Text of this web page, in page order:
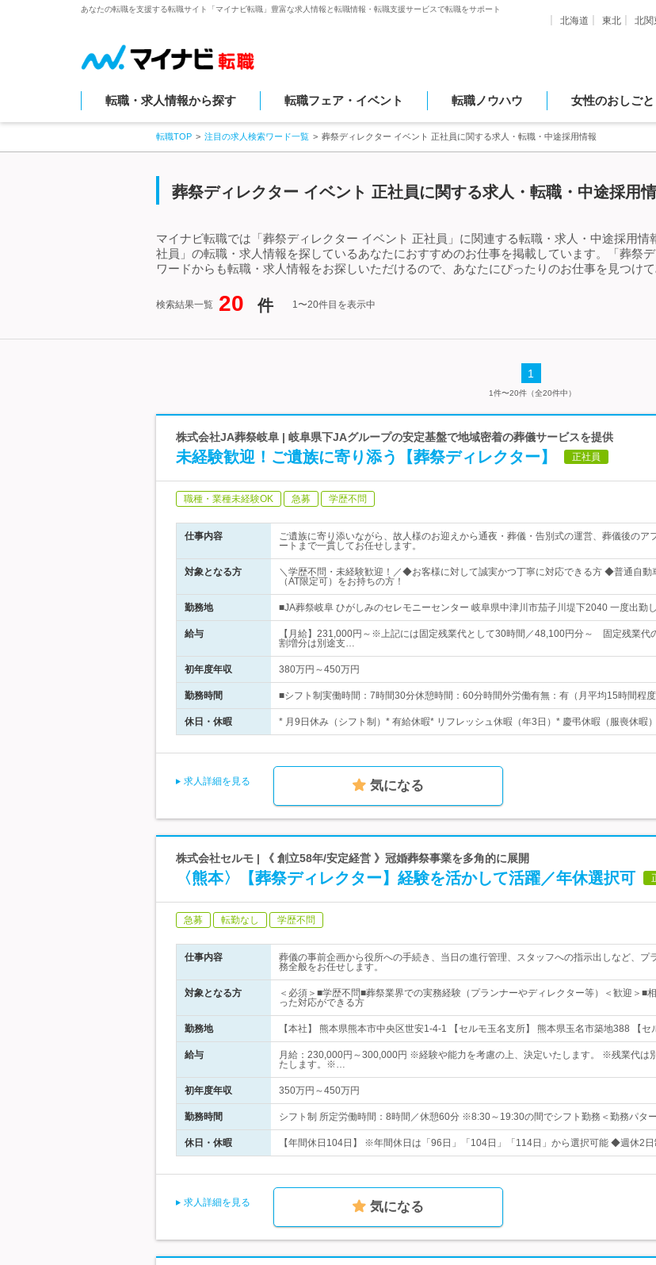
あなたの転職を支援する転職サイト「マイナビ転職」豊富な求人情報と転職情報・転職支援サービスで転職をサポート
北海道 東北 北関
転職・求人情報から探す 転職フェア・イベント 転職ノウハウ 女性のおしごと
転職TOP 注目の求人検索ワード一覧 葬祭ディレクター イベント 正社員に関する求人・転職・中途採用情報
葬祭ディレクター イベント 正社員に関する求人・転職・中途採用
マイナビ転職では「葬祭ディレクター イベント 正社員」に関連する転職・求人・中途採用
社員」の転職・求人情報を探しているあなたにおすすめのお仕事を掲載しています。「葬祭
ワードからも転職・求人情報をお探しいただけるので、あなたにぴったりのお仕事を見つけ
検索結果一覧 20 件 1〜20件目を表示中
1
1件〜20件（全20件中）
株式会社JA葬祭岐阜 | 岐阜県下JAグループの安定基盤で地域密着の葬儀サービスを提供
未経験歓迎！ご遺族に寄り添う【葬祭ディレクター】 正社員
職種・業種未経験OK 急募 学歴不問
仕事内容
ご遺族に寄り添いながら、故人様のお迎えから通夜・葬儀・告別式の運営、葬儀後のア
ートまで一貫してお任せします。
対象となる方
＼学歴不問・未経験歓迎！／◆お客様に対して誠実かつ丁寧に対応できる方 ◆普通自動
（AT限定可）をお持ちの方！
勤務地 ■JA葬祭岐阜 ひがしみのセレモニーセンター 岐阜県中津川市茄子川堤下2040 一度出勤
給与
【月給】231,000円～※上記には固定残業代として30時間／48,100円分～ 固定残業代
割増分は別途支…
初年度年収 380万円～450万円
勤務時間 ■シフト制実働時間：7時間30分休憩時間：60分時間外労働有無：有（月平均15時間程度
休日・休暇 * 月9日休み（シフト制）* 有給休暇* リフレッシュ休暇（年3日）* 慶弔休暇（服喪休暇）
求人詳細を見る 気になる
株式会社セルモ | 《 創立58年/安定経営 》冠婚葬祭事業を多角的に展開
〈熊本〉【葬祭ディレクター】経験を活かして活躍／年休選択可
急募 転勤なし 学歴不問
仕事内容
葬儀の事前企画から役所への手続き、当日の進行管理、スタッフへの指示出しなど、プ
務全般をお任せします。
対象となる方
＜必須＞■学歴不問■葬祭業界での実務経験（プランナーやディレクター等）＜歓迎＞■
った対応ができる方
勤務地 【本社】 熊本県熊本市中央区世安1-4-1 【セルモ玉名支所】 熊本県玉名市築地388 【
給与
月給：230,000円～300,000円 ※経験や能力を考慮の上、決定いたします。 ※残業代は
たします。※…
初年度年収 350万円～450万円
勤務時間 シフト制 所定労働時間：8時間／休憩60分 ※8:30～19:30の間でシフト勤務＜勤務パタ
休日・休暇 【年間休日104日】 ※年間休日は「96日」「104日」「114日」から選択可能 ◆週休2
求人詳細を見る 気になる